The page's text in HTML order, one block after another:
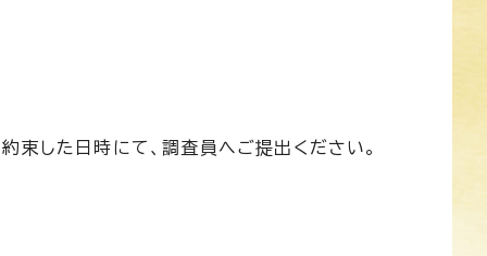
した日時にて、調査員へご提出ください。